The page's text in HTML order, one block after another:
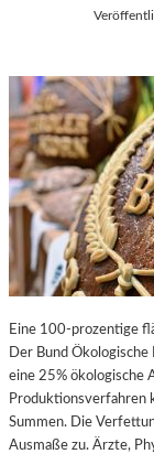
Eine 100-prozentige
Der Bund
eine 25% ökologische
Produktionsverfahren
Summen. Die
Ausmaße zu. Ärzte,